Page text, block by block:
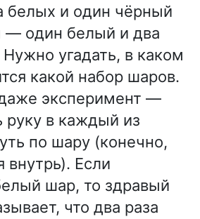
белых и один чёрный
— один белый и два
угадать, в каком
какой набор шаров.
эксперимент —
руку в каждый из
по шару (конечно,
внутрь). Если
шар, то здравый
что два раза